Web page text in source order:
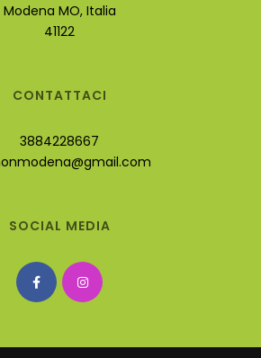
Modena MO, Italia
41122
CONTATTACI
3884228667
SOCIAL MEDIA